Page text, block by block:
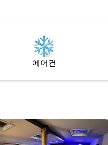
및 싱글 소파. 침실에서는 매력적인
득한 데크가 내려다보이며, 바깥
격리되어 도시를 즐길 수 있습니
에어컨